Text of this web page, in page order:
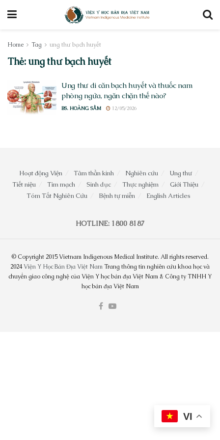
Home Tag ung thư bạch huyết
Thẻ:ung thư bạch huyết
Ung thư di căn bạch huyết và thuốc nam
phòng ngừa, ngăn chặn thế nào?
BS. HOÀNG SẦM 12/05/2026
Hoạt động Viện Tâm thần kinh Nghiên cứu
Ung thư
Tiết niệu
Tim mạch Sinh dục Thực nghiệm
Giới Thiệu
Tóm Tắt Nghiên Cứu
Bệnh tự miễn English Articles
HOTLINE: 1800 8187
© Copyright 2015 Vietnam Indigenous Medical Institute. All rights reserved.
2024Viện Y Học Bản Địa Việt NamTrang thông tin nghiên cứu khoa học và
chuyển giao công nghệ của Viện Y học bản địa Việt Nam & Công ty TNHH Y
học bản địa Việt Nam
VI